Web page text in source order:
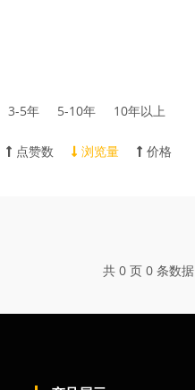
3-5年 5-10年 10年以上
点赞数 浏览量 价格
共 0 页 0 条数据